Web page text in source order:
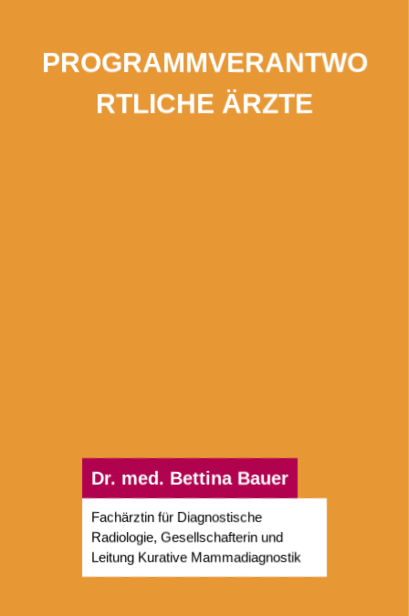
PROGRAMMVERANTWO
RTLICHE ÄRZTE
Dr. med. Bettina Bauer
Fachärztin für Diagnostische
Radiologie, Gesellschafterin und
Leitung Kurative Mammadiagnostik